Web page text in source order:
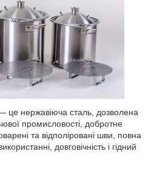
це нержавіюча сталь, дозволена
промисловості, добротне
та відполіровані шви, повна
довговічність і гідний